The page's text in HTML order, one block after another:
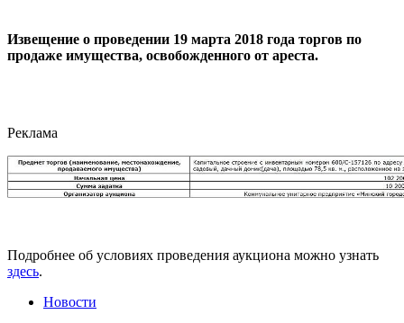
Извещение о проведении 19 марта 2018 года торгов по
продаже имущества, освобожденного от ареста.
Реклама
Подробнее об условиях проведения аукциона можно узнать
здесь.
Новости